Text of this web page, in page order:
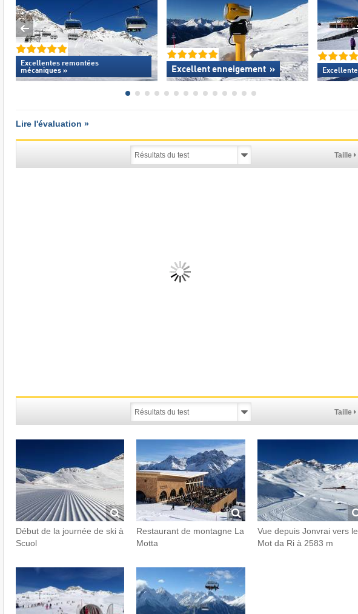
Excellentes remontées
mécaniques »
Excellent enneigement » Excellente
Lire l'évaluation »
Taille
Taille
Début de la journée de ski à
Scuol
Restaurant de montagne La
Motta
Vue depuis Jonvrai vers le
Mot da Ri à 2583 m